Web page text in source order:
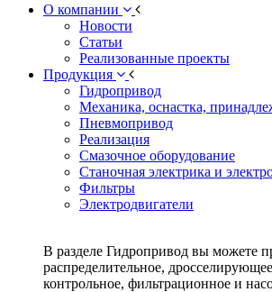
О компании
Новости
Статьи
Реализованные проекты
Продукция
Гидропривод
Механика, оснастка,
Пневмопривод
Реализация
Смазочное оборудование
Станочная электрика и
Фильтры
Электродвигатели
В разделе Гидропривод вы можете
распределительное,
контрольное, фильтрационное и